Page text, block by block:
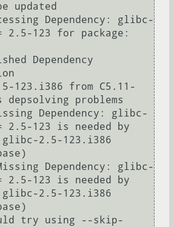
updated
Dependency: glibc-
= 2.5-123 for package:
Dependency
123.i386 from C5.11-
depsolving problems
= 2.5-123 is needed by
glibc-2.5-123.i386
Dependency: glibc-
= 2.5-123 is needed by
glibc-2.5-123.i386